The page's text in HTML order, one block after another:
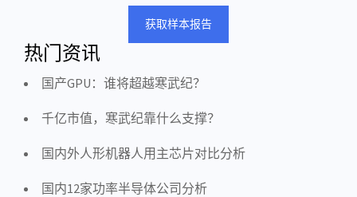
获取样本报告
热门资讯
国产GPU：谁将超越寒武纪？
千亿市值，寒武纪靠什么支撑？
国内外人形机器人用主芯片对比分析
国内12家功率半导体公司分析